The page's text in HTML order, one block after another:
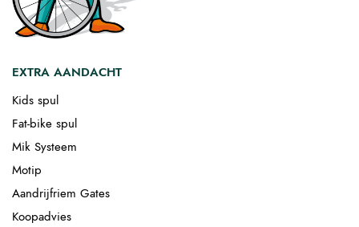
EXTRA AANDACHT
Kids spul
Fat-bike spul
Mik Systeem
Motip
Aandrijfriem Gates
Koopadvies